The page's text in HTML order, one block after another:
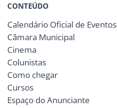
CONTEÚDO
Calendário Oficial de Eventos
Câmara Municipal
Cinema
Colunistas
Como chegar
Cursos
Espaço do Anunciante